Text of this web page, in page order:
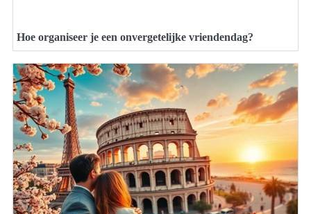
Hoe organiseer je een onvergetelijke vriendendag?